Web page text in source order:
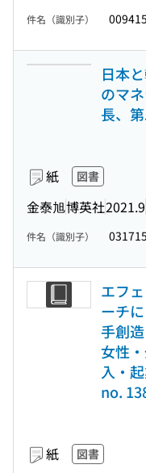
件名（識別子）
日本
のマ
長、
紙 図書
金泰旭博英社2021.9
件名（識別子）
エフ
ーチ
手創
女性
入・
no.
紙 図書